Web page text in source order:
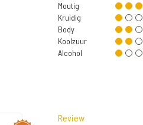
Moutig
Kruidig
Body
Koolzuur
Alcohol
Review